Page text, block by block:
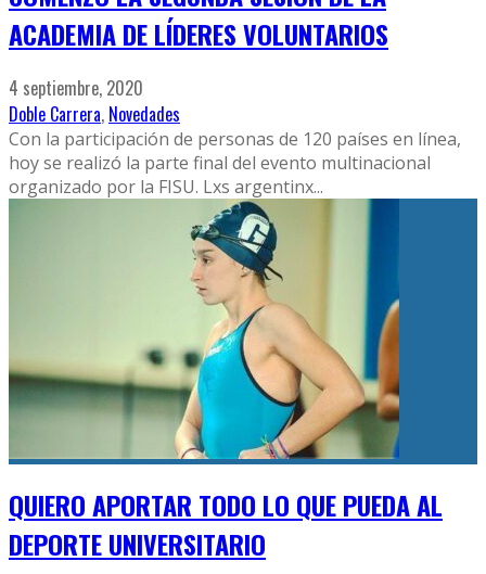
ACADEMIA DE LÍDERES VOLUNTARIOS
4 septiembre, 2020
Doble Carrera, Novedades
Con la participación de personas de 120 países en línea,
hoy se realizó la parte final del evento multinacional
organizado por la FISU. Lxs argentinx...
QUIERO APORTAR TODO LO QUE PUEDA AL
DEPORTE UNIVERSITARIO